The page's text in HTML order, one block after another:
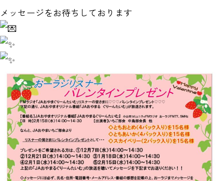
メッセージをお待ちしております